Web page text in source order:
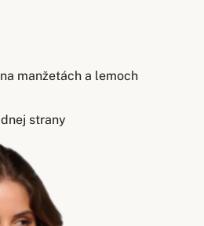
manžetách a lemoch
strany